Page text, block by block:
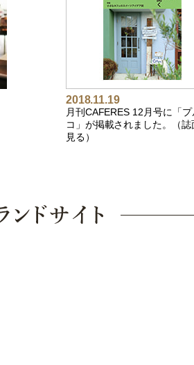
2018.11.19
月刊CAFERES 12月号に「
コ」が掲載されました。（誌
見る）